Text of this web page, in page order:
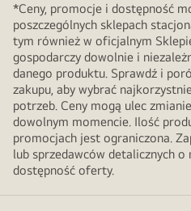
*Ceny, promocje i dostępność
poszczególnych sklepach
tym również w oficjalnym
gospodarczy dowolnie i
danego produktu. Sprawdź i
zakupu, aby wybrać
potrzeb. Ceny mogą ulec
dowolnym momencie. Ilość
promocjach jest ograniczona.
lub sprzedawców detalicznych
dostępność oferty.